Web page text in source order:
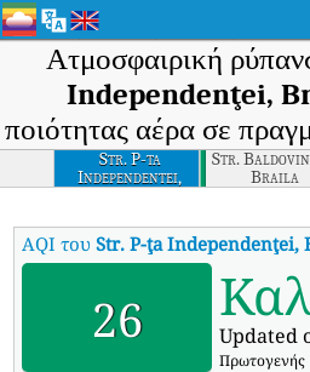
Ατμοσφαιρική
Independenţei,
ποιότητας αέρα σε
Str. P-ta
Independentei,
Braila
Str.
Braila
AQI τουStr. P-ţa Independenţei,
26 Updated